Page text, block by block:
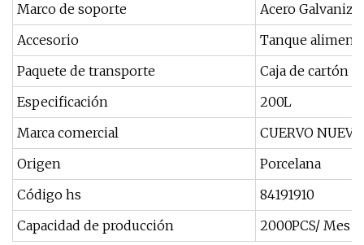
Marco de soporte
Acero
Accesorio
Tanque
Paquete de transporte
Caja de cartón
Especificación
200L
Marca comercial
CUERVO
Origen
Porcelana
Código hs
84191910
Capacidad de producción
2000PCS/ Mes